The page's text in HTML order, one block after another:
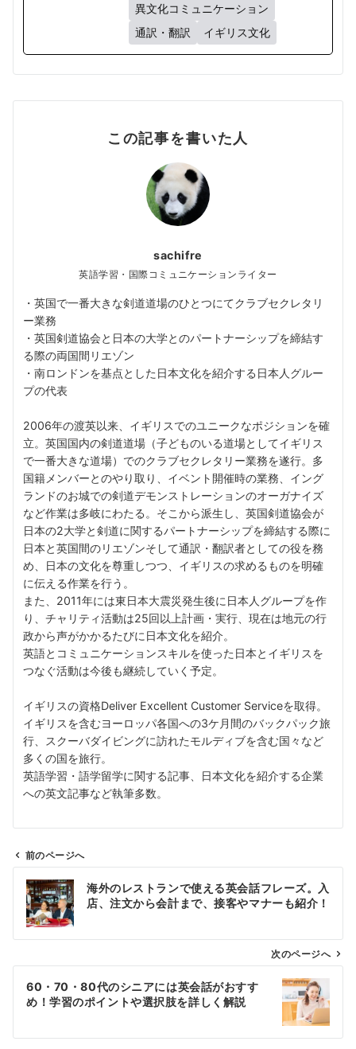
異文化コミュニケーション
通訳・翻訳
イギリス文化
この記事を書いた人
sachifre
英語学習・国際コミュニケーションライター
・英国で一番大きな剣道道場のひとつにてクラブセクレタリ
ー業務
・英国剣道協会と日本の大学とのパートナーシップを締結す
る際の両国間リエゾン
・南ロンドンを基点とした日本文化を紹介する日本人グルー
プの代表
2006年の渡英以来、イギリスでのユニークなポジションを確
立。英国国内の剣道道場（子どものいる道場としてイギリス
で一番大きな道場）でのクラブセクレタリー業務を遂行。多
国籍メンバーとのやり取り、イベント開催時の業務、イング
ランドのお城での剣道デモンストレーションのオーガナイズ
など作業は多岐にわたる。そこから派生し、英国剣道協会が
日本の2大学と剣道に関するパートナーシップを締結する際に
日本と英国間のリエゾンそして通訳・翻訳者としての役を務
め、日本の文化を尊重しつつ、イギリスの求めるものを明確
に伝える作業を行う。
また、2011年には東日本大震災発生後に日本人グループを作
り、チャリティ活動は25回以上計画・実行、現在は地元の行
政から声がかかるたびに日本文化を紹介。
英語とコミュニケーションスキルを使った日本とイギリスを
つなぐ活動は今後も継続していく予定。
イギリスの資格Deliver Excellent Customer Serviceを取得。
イギリスを含むヨーロッパ各国への3ケ月間のバックパック旅
行、スクーバダイビングに訪れたモルディブを含む国々など
多くの国を旅行。
英語学習・語学留学に関する記事、日本文化を紹介する企業
への英文記事など執筆多数。
ビ
ン
前のページへ
海外のレストランで使える英会話フレーズ。入
店、注文から会計まで、接客やマナーも紹介！
次のページへ
60・70・80代のシニアには英会話がおすす
め！学習のポイントや選択肢を詳しく解説